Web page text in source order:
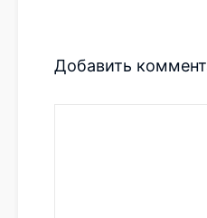
Добавить